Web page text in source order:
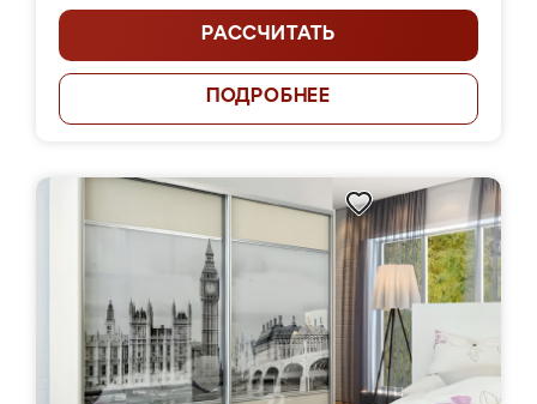
РАССЧИТАТЬ
ПОДРОБНЕЕ